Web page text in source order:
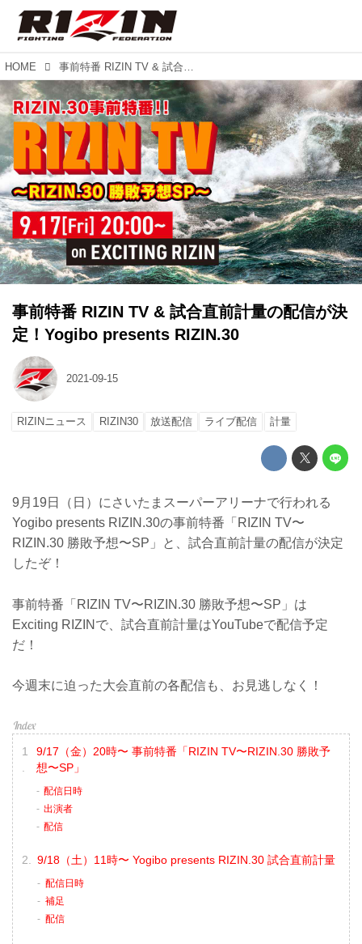
HOME 事前特番 RIZIN TV & 試合直前計量の配信が決定！Yogibo presents RIZIN.30
事前特番 RIZIN TV & 試合直前計量の配信が決
定！Yogibo presents RIZIN.30
2021-09-15
RIZINニュース RIZIN30 放送配信 ライブ配信 計量
9月19日（日）にさいたまスーパーアリーナで行われる
Yogibo presents RIZIN.30の事前特番「RIZIN TV〜
RIZIN.30 勝敗予想〜SP」と、試合直前計量の配信が決定
したぞ！
事前特番「RIZIN TV〜RIZIN.30 勝敗予想〜SP」は
Exciting RIZINで、試合直前計量はYouTubeで配信予定
だ！
今週末に迫った大会直前の各配信も、お見逃しなく！
9/17（金）20時〜 事前特番「RIZIN TV〜RIZIN.30 勝敗予
想〜SP」
配信日時
出演者
配信
9/18（土）11時〜 Yogibo presents RIZIN.30 試合直前計量
配信日時
補足
配信